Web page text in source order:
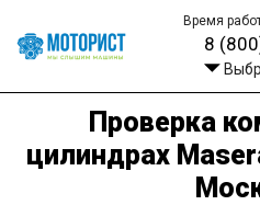
Время
8
Проверка
цилиндрах